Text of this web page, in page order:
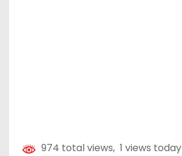
974 total views, 1 views today